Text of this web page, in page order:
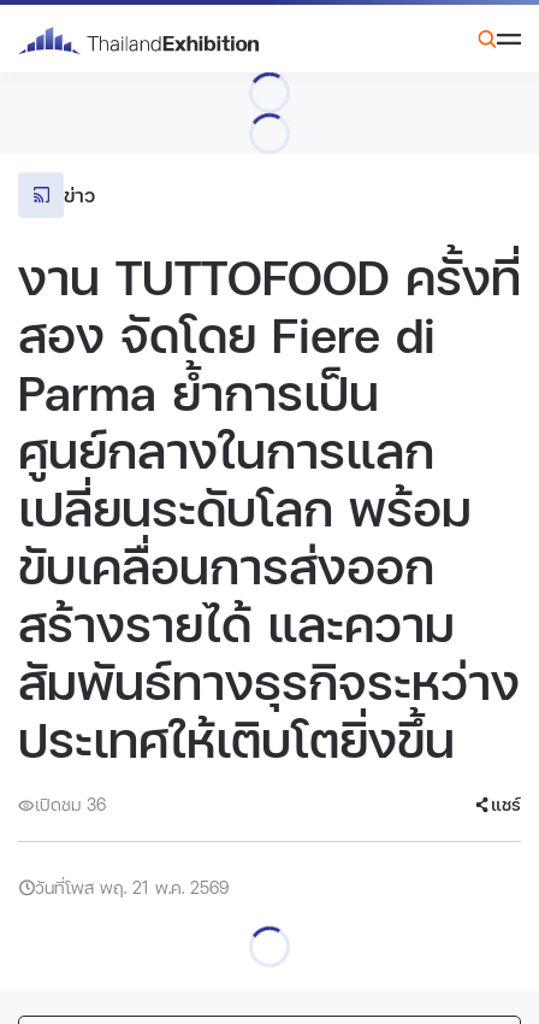
ข่าว
งาน TUTTOFOOD ครั้งที่
สอง จัดโดย Fiere di
Parma ย้ำการเป็น
ศูนย์กลางในการแลก
เปลี่ยนระดับโลก พร้อม
ขับเคลื่อนการส่งออก
สร้างรายได้ และความ
สัมพันธ์ทางธุรกิจระหว่าง
ประเทศให้เติบโตยิ่งขึ้น
เปิดชม 36 แชร์
วันที่โพส พฤ. 21 พ.ค. 2569